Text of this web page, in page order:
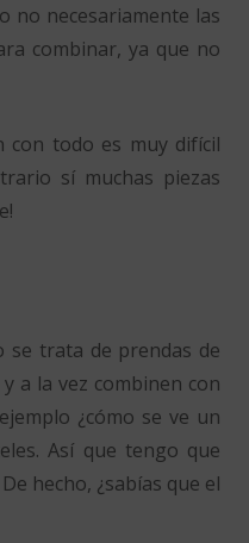
no necesariamente las
combinar, ya que no
con todo es muy difícil
sí muchas piezas
se trata de prendas de
a la vez combinen con
¿cómo se ve un
Así que tengo que
hecho, ¿sabías que el